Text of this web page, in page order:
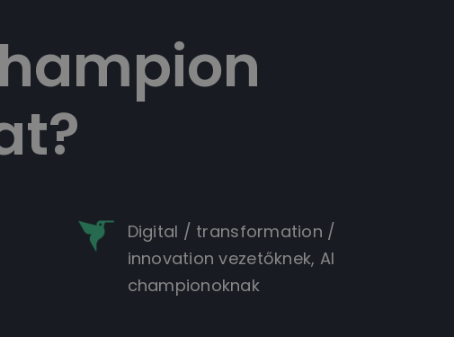
Digital / transformation /
innovation vezetőknek, AI
championoknak